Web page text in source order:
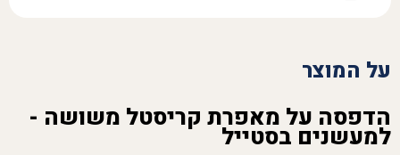
על המוצר
הדפסה על מאפרת קריסטל משושה -
למעשנים בסטייל